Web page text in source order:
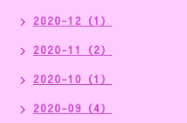
2020-12（1）
2020-11（2）
2020-10（1）
2020-09（4）